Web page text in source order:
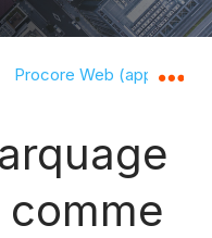
la hiérarchie
Procore Web